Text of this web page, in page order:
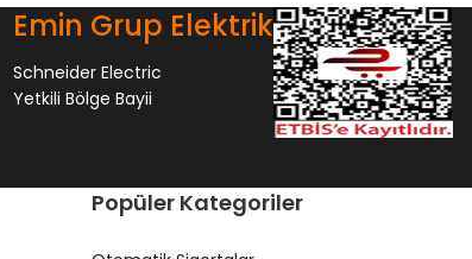
Emin Grup Elektrik
Schneider Electric
Yetkili Bölge Bayii
Popüler Kategoriler